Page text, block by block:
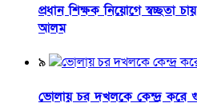
প্রধান শিক্ষক নিয়োগে স্বচ্ছতা
আলম
৯
ভোলায় চর দখলকে কেন্দ্র করে